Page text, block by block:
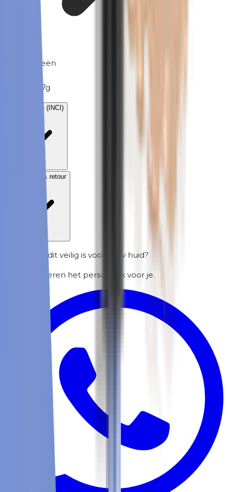
Tolueen
0.007g
Ingrediënten (INCI)
Verzending & retour
Twijfel je of dit veilig is voor jouw huid?
We controleren het persoonlijk voor je.